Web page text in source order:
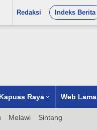
Redaksi Indeks Berita
Kapuas Raya Web Lama
Melawi Sintang